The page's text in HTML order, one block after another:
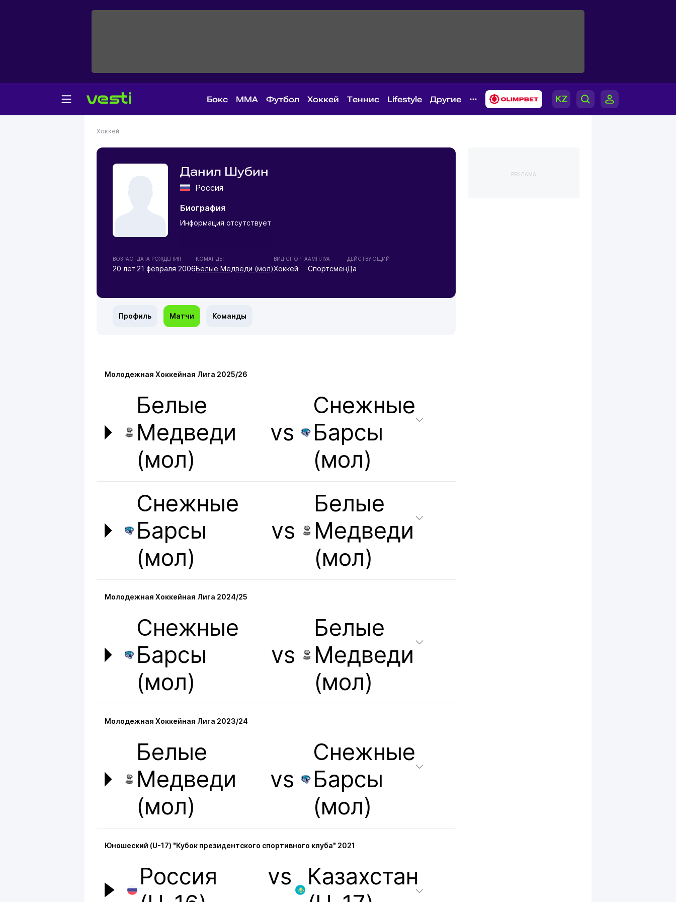
Бокс MMA Футбол Хоккей Теннис Lifestyle Другие
Хоккей
Данил Шубин
Россия
Биография
Информация отсутствует
ВОЗРАСТ
20 лет
ДАТА РОЖДЕНИЯ
21 февраля 2006
КОМАНДЫ
Белые Медведи (мол)
ВИД СПОРТА
Хоккей
АМПЛУА
Спортсмен
ДЕЙСТВУЮЩИЙ
Да
Профиль Матчи Команды
Молодежная Хоккейная Лига 2025/26
Белые
Медведи
(мол)
vs
Снежные
Барсы
(мол)
Снежные
Барсы
(мол)
vs
Белые
Медведи
(мол)
Молодежная Хоккейная Лига 2024/25
Снежные
Барсы
(мол)
vs
Белые
Медведи
(мол)
Молодежная Хоккейная Лига 2023/24
Белые
Медведи
(мол)
vs
Снежные
Барсы
(мол)
Юношеский (U-17) "Кубок президентского спортивного клуба" 2021
Россия
vs
Казахстан
РЕКЛАМА